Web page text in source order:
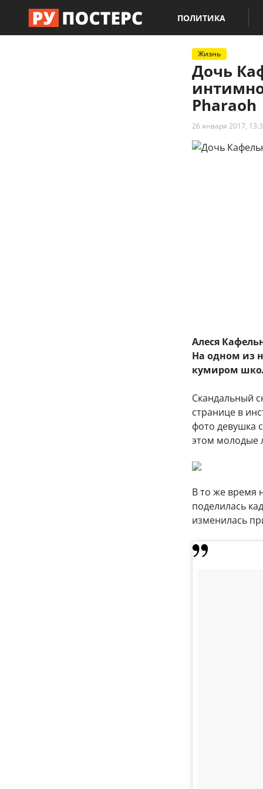
ПОЛИТИКА
Жизнь
Дочь
Pharaoh
26 января 2017,
Алеся
На одном из
кумиром
Скандальный
странице в
фото девушка
этом молодые
В то же время
поделилась
изменилась